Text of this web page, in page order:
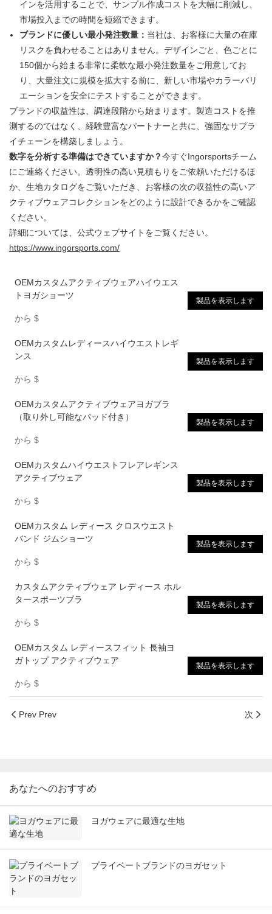
インを活用することで、サンプル作成コストを大幅に削減し、
市場投入までの時間を短縮できます。
ブランドに優しい最小発注数量： 当社は、お客様に大量の在庫
リスクを負わせることはありません。デザインごと、色ごとに
150個から始まる非常に柔軟な最小発注数量をご用意してお
り、大量注文に規模を拡大する前に、新しい市場やカラーバリ
エーションを安全にテストすることができます。
ブランドの収益性は、調達段階から始まります。製造コストを推
測するのではなく、経験豊富なパートナーと共に、強固なサプラ
イチェーンを構築しましょう。
数字を分析する準備はできていますか？今すぐIngorsportsチーム
にご連絡ください。透明性の高い見積もりをご依頼いただけるほ
か、生地カタログをご覧いただき、お客様の次の収益性の高いア
クティブウェアコレクションをどのように設計できるかをご確認
ください。
詳細については、公式ウェブサイトをご覧ください。
https://www.ingorsports.com/
OEMカスタムアクティブウェアハイウエス
トヨガショーツ
から $
製品を表示します
OEMカスタムレディースハイウエストレギ
ンス
から $
製品を表示します
OEMカスタムアクティブウェアヨガブラ
（取り外し可能なパッド付き）
から $
製品を表示します
OEMカスタムハイウエストフレアレギンス
アクティブウェア
から $
製品を表示します
OEMカスタム レディース クロスウエスト
バンド ジムショーツ
から $
製品を表示します
カスタムアクティブウェア レディース ホル
タースポーツブラ
から $
製品を表示します
OEMカスタム レディースフィット 長袖ヨ
ガトップ アクティブウェア
から $
製品を表示します
Prev Prev 次
あなたへのおすすめ
ヨガウェアに最適な生地
プライベートブランドのヨガセット